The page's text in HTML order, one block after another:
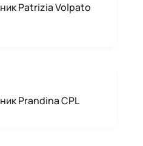
Patrizia Volpato
Prandina CPL